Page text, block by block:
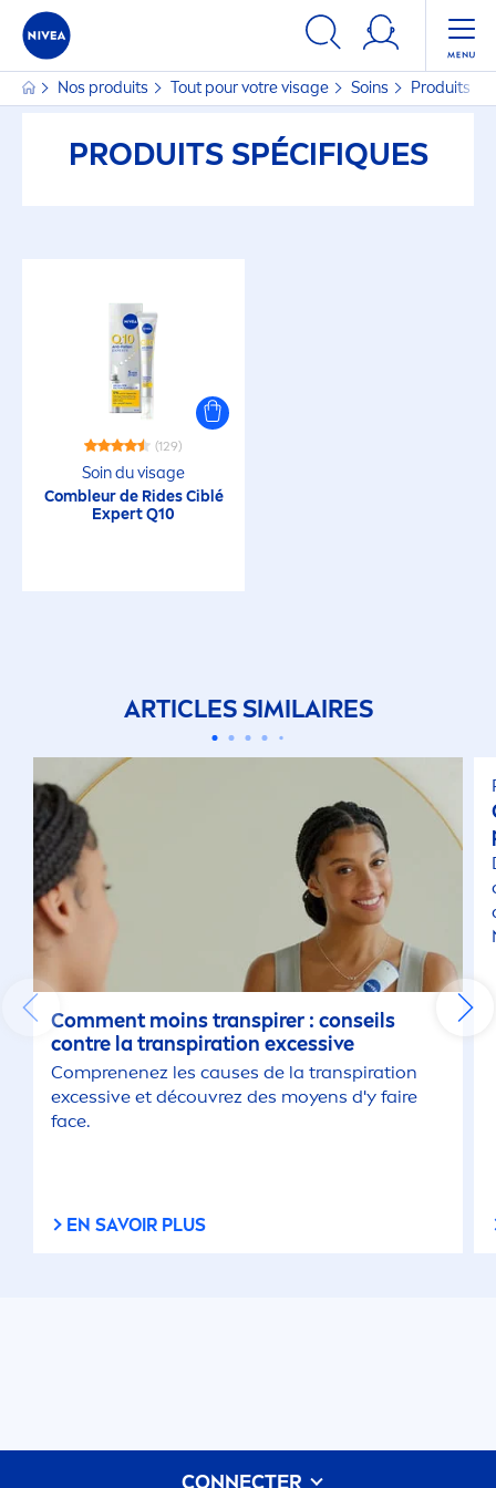
Nos produits Tout pour votre visage Soins Produits
PRODUITS SPÉCIFIQUES
(129)
Soin du visage
Combleur de Rides Ciblé
Expert Q10
ARTICLES SIMILAIRES
Comment moins transpirer : conseils
contre la transpiration excessive
Comprenenez les causes de la transpiration
excessive et découvrez des moyens d'y faire
face.
EN SAVOIR PLUS
CONNECTER